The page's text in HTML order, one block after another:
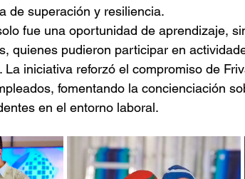
de superación y resiliencia.
fue una oportunidad de aprendizaje,
quienes pudieron participar en
La iniciativa reforzó el compromiso de
fomentando la concienciación
en el entorno laboral.